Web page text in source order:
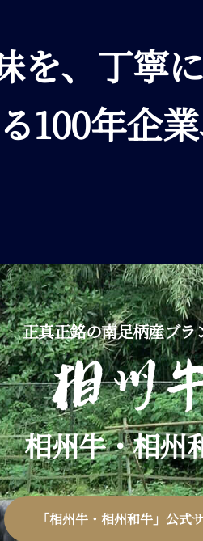
を、丁寧
100年企業
正真正銘の南足柄産ブラ
相州牛・相州
「相州牛・相州和牛」公式